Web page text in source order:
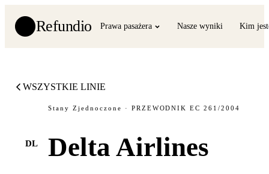
Refundio Prawa pasażera Nasze wyniki Kim
WSZYSTKIE LINIE
DL
Stany Zjednoczone · PRZEWODNIK EC 261/2004
Delta Airlines